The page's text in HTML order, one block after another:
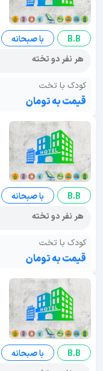
B.B
با صبحانه
هر نفر دو تخته
کودک با تخت
قیمت به تومان
B.B
با صبحانه
هر نفر دو تخته
کودک با تخت
قیمت به تومان
B.B
با صبحانه